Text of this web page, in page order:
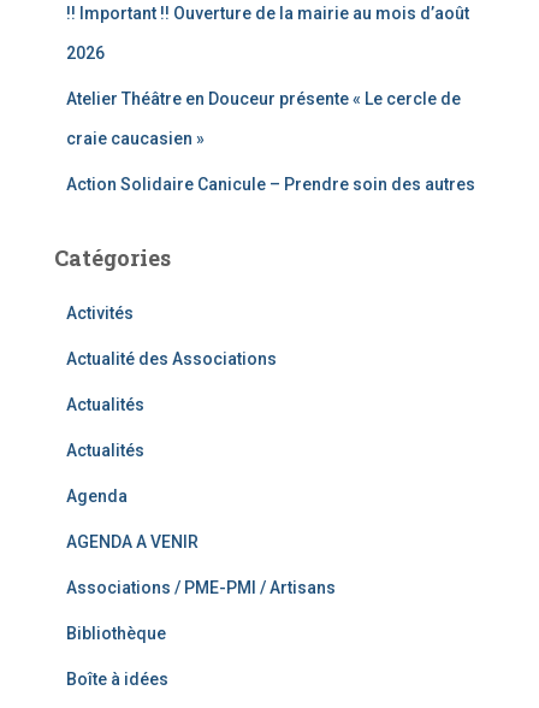
!! Important !! Ouverture de la mairie au mois d’août
2026
Atelier Théâtre en Douceur présente « Le cercle de
craie caucasien »
Action Solidaire Canicule – Prendre soin des autres
Catégories
Activités
Actualité des Associations
Actualités
Actualités
Agenda
AGENDA A VENIR
Associations / PME-PMI / Artisans
Bibliothèque
Boîte à idées